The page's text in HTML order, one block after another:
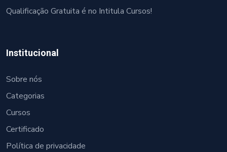
Qualificação Gratuita é no Intitula Cursos!
Institucional
Sobre nós
Categorias
Cursos
Certificado
Política de privacidade